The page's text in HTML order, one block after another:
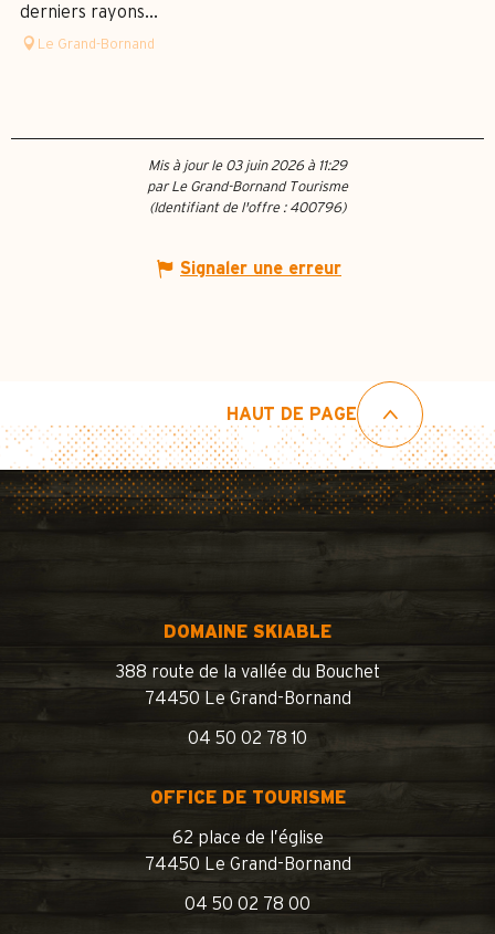
derniers rayons...
Le Grand-Bornand
Mis à jour le 03 juin 2026 à 11:29
par Le Grand-Bornand Tourisme
(Identifiant de l'offre : 400796)
Signaler une erreur
HAUT DE PAGE
DOMAINE SKIABLE
388 route de la vallée du Bouchet
74450 Le Grand-Bornand
04 50 02 78 10
OFFICE DE TOURISME
62 place de l’église
74450 Le Grand-Bornand
04 50 02 78 00